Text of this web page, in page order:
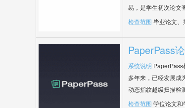
易，是学生初次论文
检查范围 毕业论文、
PaperPass
系统说明 PaperPass
多年来，已经发展成
动态指纹越级扫描检
检查范围 学位论文和